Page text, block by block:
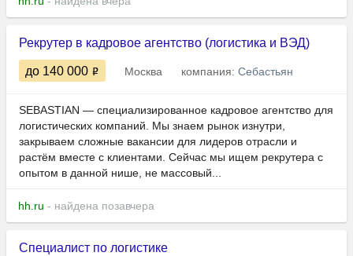
Рекрутер в кадровое агентство (логистика и ВЭД)
до 140 000 Москва компания: Себастьян
SEBASTIAN — специализированное кадровое агентство для
логистических компаний. Мы знаем рынок изнутри,
закрываем сложные вакансии для лидеров отрасли и
растём вместе с клиентами. Сейчас мы ищем рекрутера с
опытом в данной нише, не массовый...
hh.ru - найдена позавчера
Специалист по логистике